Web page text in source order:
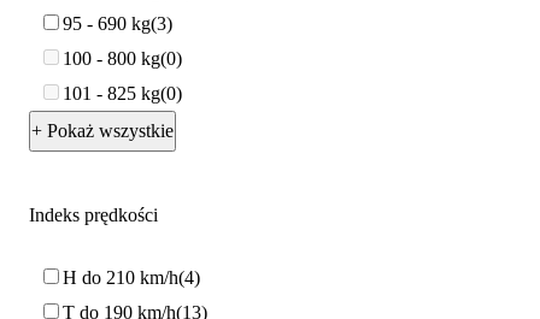
95 - 690 kg 3
100 - 800 kg 0
101 - 825 kg 0
+ Pokaż wszystkie
Indeks prędkości
H do 210 km/h 4
T do 190 km/h 13